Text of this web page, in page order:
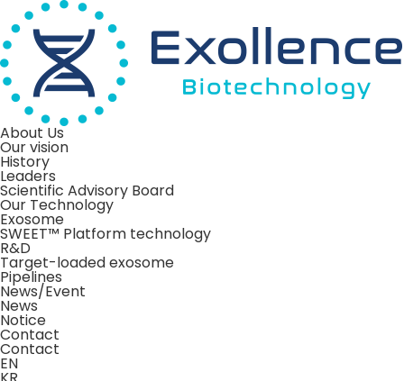
About Us
Our vision
History
Leaders
Scientific Advisory Board
Our Technology
Exosome
SWEET™ Platform technology
R&D
Target-loaded exosome
Pipelines
News/Event
News
Notice
Contact
Contact
EN